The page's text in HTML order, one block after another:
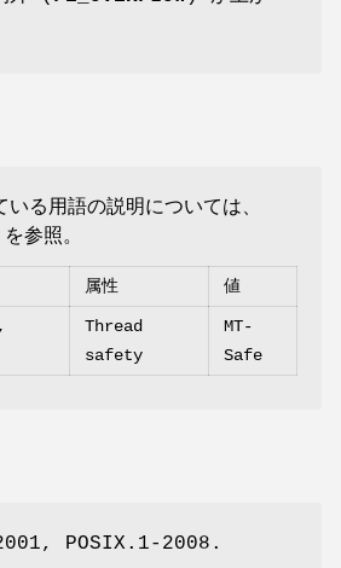
る用語の説明については、
を参照。
属性 値
Thread
safety
MT-
Safe
POSIX.1-2008.